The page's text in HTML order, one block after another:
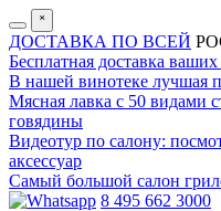
˟
ДОСТАВКА ПО ВСЕЙ
Бесплатная доставка ваших
В нашей винотеке лучшая
Мясная лавка с 50 видами
говядины
Видеотур по салону:
аксессуар
Самый большой салон
8 495 662 3000